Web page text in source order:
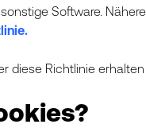
Software.
diese Richtlinie